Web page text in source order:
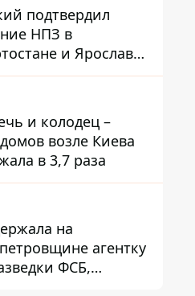
подтвердил
НПЗ в
и Ярославле
и колодец –
возле Киева
в 3,7 раза
на
агентку
ФСБ,